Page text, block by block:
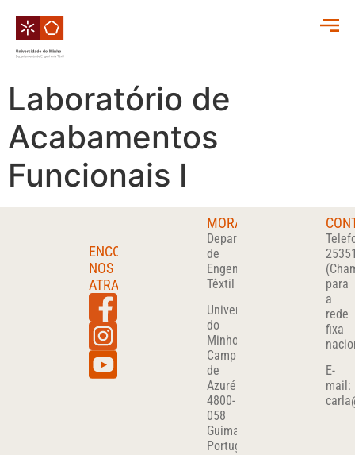
Laboratório de
Acabamentos
Funcionais I
ENCONTRA-
NOS
ATRAVÉS
MORADA
Departamento
de
Engenharia
Têxtil
Universidade
do
Minho
Campus
de
Azurém
4800-
058
Guimarães
Portugal
para
a
rede
fixa
E-
mail: